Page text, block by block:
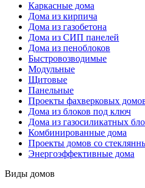
Каркасные дома
Дома из кирпича
Дома из газобетона
Дома из СИП панелей
Дома из пеноблоков
Быстровозводимые
Модульные
Щитовые
Панельные
Проекты фахверковых
Дома из блоков под ключ
Дома из газосиликатных
Комбинированные дома
Проекты домов со
Энергоэффективные дома
Виды домов